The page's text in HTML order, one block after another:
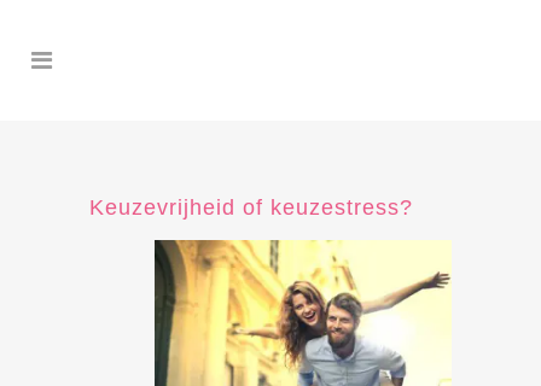
Keuzevrijheid of keuzestress?